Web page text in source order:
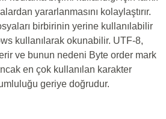
yararlanmasını kolaylaştırır.
birbirinin yerine kullanılabilir
kullanılarak okunabilir. UTF-8,
ve bunun nedeni Byte order mark
en çok kullanılan karakter
geriye doğrudur.